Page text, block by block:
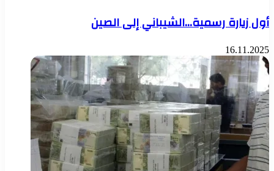
أول زيارة رسمية…الشيباني إلى الصين
16.11.2025